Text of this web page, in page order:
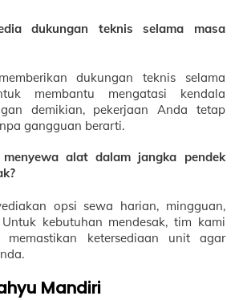
dukungan teknis selama masa
dukungan teknis selama
membantu mengatasi kendala
demikian, pekerjaan Anda tetap
gangguan berarti.
alat dalam jangka pendek
opsi sewa harian, mingguan,
kebutuhan mendesak, tim kami
memastikan ketersediaan unit agar
Mandiri